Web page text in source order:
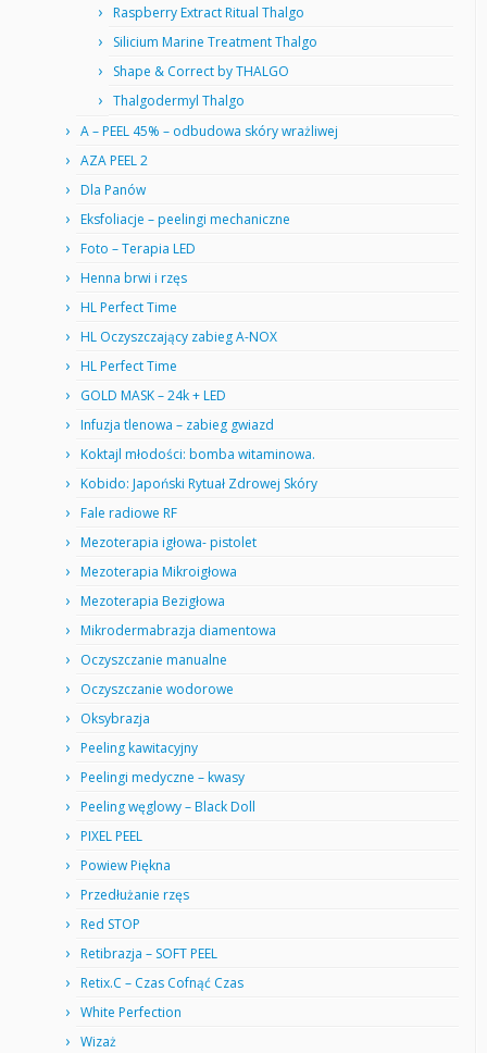
Raspberry Extract Ritual Thalgo
Silicium Marine Treatment Thalgo
Shape & Correct by THALGO
Thalgodermyl Thalgo
A – PEEL 45% – odbudowa skóry wrażliwej
AZA PEEL 2
Dla Panów
Eksfoliacje – peelingi mechaniczne
Foto – Terapia LED
Henna brwi i rzęs
HL Perfect Time
HL Oczyszczający zabieg A-NOX
HL Perfect Time
GOLD MASK – 24k + LED
Infuzja tlenowa – zabieg gwiazd
Koktajl młodości: bomba witaminowa.
Kobido: Japoński Rytuał Zdrowej Skóry
Fale radiowe RF
Mezoterapia igłowa- pistolet
Mezoterapia Mikroigłowa
Mezoterapia Bezigłowa
Mikrodermabrazja diamentowa
Oczyszczanie manualne
Oczyszczanie wodorowe
Oksybrazja
Peeling kawitacyjny
Peelingi medyczne – kwasy
Peeling węglowy – Black Doll
PIXEL PEEL
Powiew Piękna
Przedłużanie rzęs
Red STOP
Retibrazja – SOFT PEEL
Retix.C – Czas Cofnąć Czas
White Perfection
Wizaż